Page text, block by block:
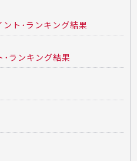
ト･ランキング結果
ランキング結果